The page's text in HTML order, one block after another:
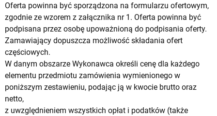
Oferta powinna być sporządzona na formularzu ofertowym,
zgodnie ze wzorem z załącznika nr 1. Oferta powinna być
podpisana przez osobę upoważnioną do podpisania oferty.
Zamawiający dopuszcza możliwość składania ofert
częściowych.
W danym obszarze Wykonawca określi cenę dla każdego
elementu przedmiotu zamówienia wymienionego w
poniższym zestawieniu, podając ją w kwocie brutto oraz
netto,
z uwzględnieniem wszystkich opłat i podatków (także